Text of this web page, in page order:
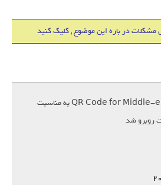
در باره این موضوع , کلیک کنید